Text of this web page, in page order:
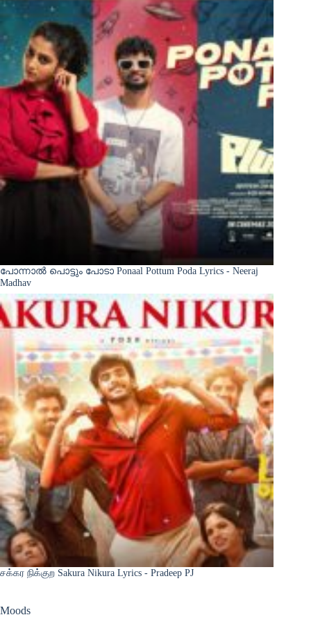
പോന്നാൽ പൊട്ടും പോടാ Ponaal Pottum Poda Lyrics - Neeraj
Madhav
சக்கர நிக்குற Sakura Nikura Lyrics - Pradeep PJ
Moods